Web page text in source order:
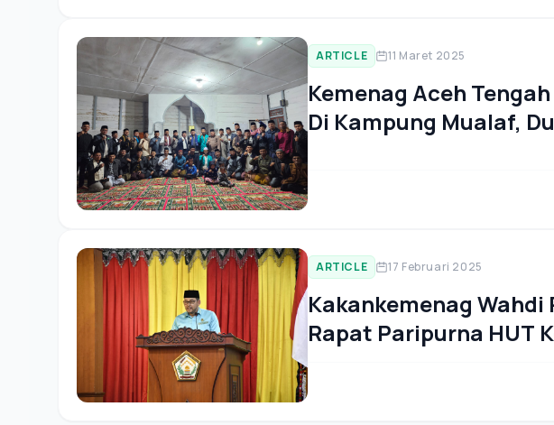
ARTICLE 11 Maret 2025
Kemenag Aceh
Di Kampung Mualaf,
ARTICLE 17 Februari 2025
Kakankemenag Wahdi
Rapat Paripurna HUT